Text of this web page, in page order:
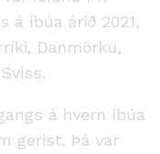
á íbúa árið 2021,
Danmörku,
á hvern íbúa
gerist. Þá var